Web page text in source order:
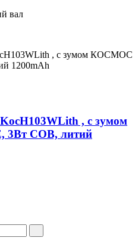
вал
, с зумом
СОВ, литий